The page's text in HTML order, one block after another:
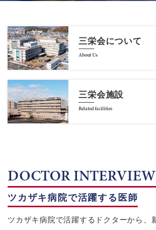
三栄会について
About Us
三栄会施設
Related facilities
DOCTOR INTERVIEW
ツカザキ病院で活躍する医師
ツカザキ病院で活躍するドクターから、